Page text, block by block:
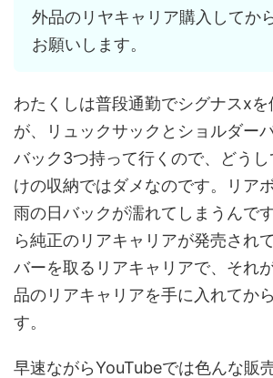
外品のリヤキャリア購入してか
お願いします。
わたくしは普段通勤でシグナスx
が、リュックサックとショルダー
バック3つ持って行くので、どう
けの収納ではダメなのです。リア
雨の日バックが濡れてしまうんで
ら純正のリアキャリアが発売され
バーを取るリアキャリアで、それ
品のリアキャリアを手に入れてか
す。
早速ながらYouTubeでは色んな販